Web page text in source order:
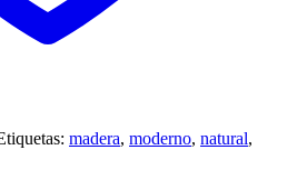
madera, moderno, natural,